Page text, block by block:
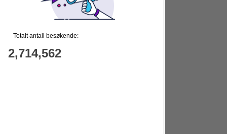
Totalt antall besøkende:
2,714,562